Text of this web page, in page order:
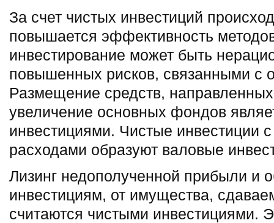
За счет чистых инвестиций
повышается эффективность
инвестирование может быть
повышенных рисков, связанными с
Размещение средств,
увеличение основных фондов
инвестициями. Чистые инвестиции
расходами образуют валовые
Лизинг недополученной прибыли и
инвестициям, от имущества,
считаются чистыми инвестициями.